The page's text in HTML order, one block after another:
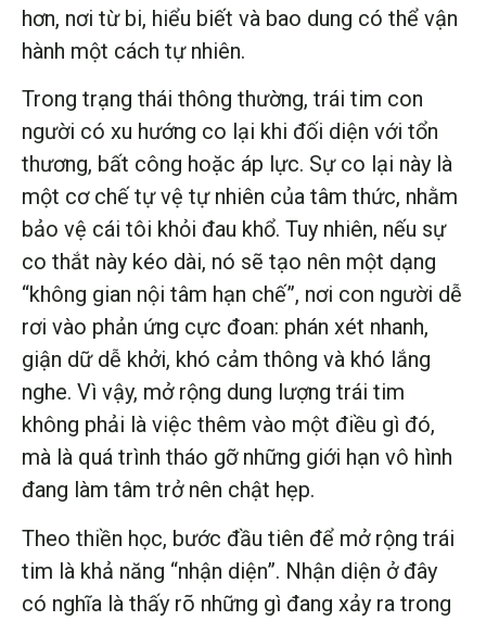
hơn, nơi từ bi, hiểu biết và bao dung có thể vận
hành một cách tự nhiên.
Trong trạng thái thông thường, trái tim con
người có xu hướng co lại khi đối diện với tổn
thương, bất công hoặc áp lực. Sự co lại này là
một cơ chế tự vệ tự nhiên của tâm thức, nhằm
bảo vệ cái tôi khỏi đau khổ. Tuy nhiên, nếu sự
co thắt này kéo dài, nó sẽ tạo nên một dạng
“không gian nội tâm hạn chế”, nơi con người dễ
rơi vào phản ứng cực đoan: phán xét nhanh,
giận dữ dễ khởi, khó cảm thông và khó lắng
nghe. Vì vậy, mở rộng dung lượng trái tim
không phải là việc thêm vào một điều gì đó,
mà là quá trình tháo gỡ những giới hạn vô hình
đang làm tâm trở nên chật hẹp.
Theo thiền học, bước đầu tiên để mở rộng trái
tim là khả năng “nhận diện”. Nhận diện ở đây
có nghĩa là thấy rõ những gì đang xảy ra trong